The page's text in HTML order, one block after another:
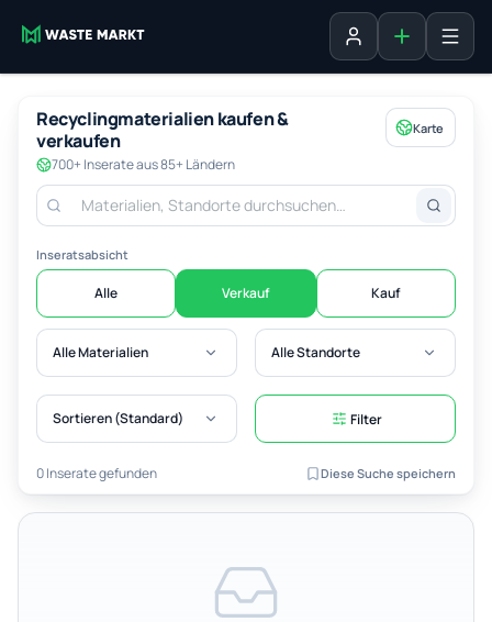
AnmeldenInserat
Recyclingmaterialien kaufen &
verkaufen
700+ Inserate aus 85+ Ländern
Karte
Inseratsabsicht
Alle Verkauf Kauf
Alle Materialien Alle Standorte
Sortieren (Standard) Filter
0 Inserate gefunden Diese Suche speichern